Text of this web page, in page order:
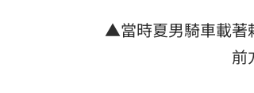
理想混蛋號召粉絲跨海
▲當時夏男騎車載著
前